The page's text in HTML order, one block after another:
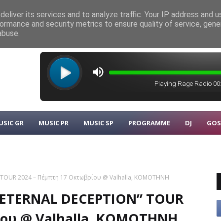
MUSIC GR
GR MUSIC PR MUSIC SP PROGRAMME DJ
TOUR 2024 – Πέμπτη 17 Οκτωβρίου @ Valhalla, ΚΟΜΟΤΗΝΗ
DECEPTION” TOUR
its services and to analyze traffic. Your IP address and
and security metrics to ensure quality of service,